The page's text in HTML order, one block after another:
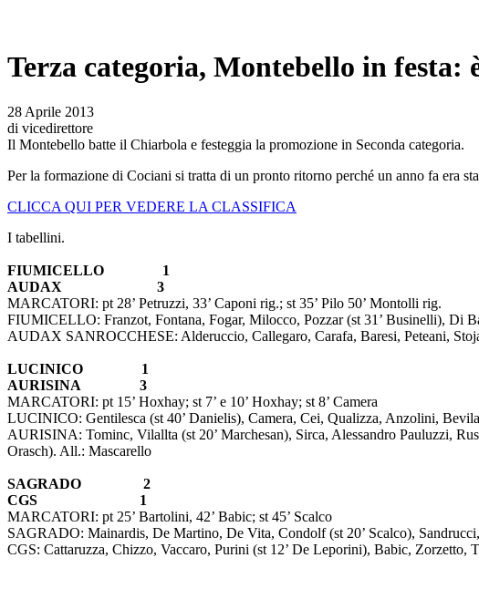
Terza categoria, Montebello in festa:
28 Aprile 2013
di vicedirettore
Il Montebello batte il Chiarbola e festeggia la promozione in Seconda categoria.
Per la formazione di Cociani si tratta di un pronto ritorno perché un anno fa era
CLICCA QUI PER VEDERE LA CLASSIFICA
I tabellini.
FIUMICELLO 1
AUDAX 3
MARCATORI: pt 28’ Petruzzi, 33’ Caponi rig.; st 35’ Pilo 50’ Montolli rig.
FIUMICELLO: Franzot, Fontana, Fogar, Milocco, Pozzar (st 31’ Businelli), Di
AUDAX SANROCCHESE: Alderuccio, Callegaro, Carafa, Baresi, Peteani,
LUCINICO 1
AURISINA 3
MARCATORI: pt 15’ Hoxhay; st 7’ e 10’ Hoxhay; st 8’ Camera
LUCINICO: Gentilesca (st 40’ Danielis), Camera, Cei, Qualizza, Anzolini,
AURISINA: Tominc, Vilallta (st 20’ Marchesan), Sirca, Alessandro Pauluzzi,
Orasch). All.: Mascarello
SAGRADO 2
CGS 1
MARCATORI: pt 25’ Bartolini, 42’ Babic; st 45’ Scalco
SAGRADO: Mainardis, De Martino, De Vita, Condolf (st 20’ Scalco),
CGS: Cattaruzza, Chizzo, Vaccaro, Purini (st 12’ De Leporini), Babic, Zorzetto,